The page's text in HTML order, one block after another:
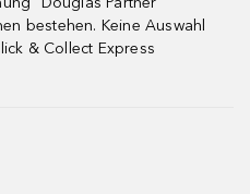
bestehen. Keine Auswahl
& Collect Express